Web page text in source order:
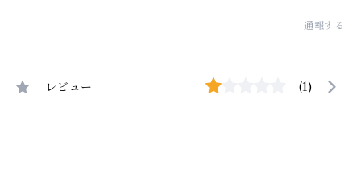
通報する
レビュー (1)